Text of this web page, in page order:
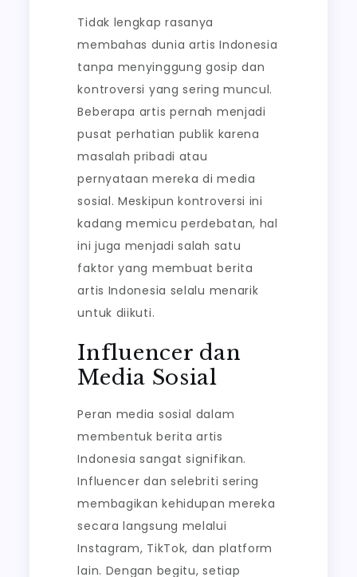
Tidak lengkap rasanya
membahas dunia artis Indonesia
tanpa menyinggung gosip dan
kontroversi yang sering muncul.
Beberapa artis pernah menjadi
pusat perhatian publik karena
masalah pribadi atau
pernyataan mereka di media
sosial. Meskipun kontroversi ini
kadang memicu perdebatan, hal
ini juga menjadi salah satu
faktor yang membuat berita
artis Indonesia selalu menarik
untuk diikuti.
Influencer dan
Media Sosial
Peran media sosial dalam
membentuk berita artis
Indonesia sangat signifikan.
Influencer dan selebriti sering
membagikan kehidupan mereka
secara langsung melalui
Instagram, TikTok, dan platform
lain. Dengan begitu, setiap